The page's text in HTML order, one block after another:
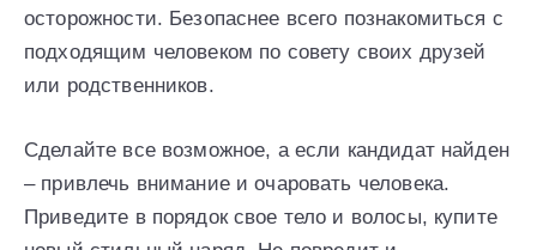
осторожности. Безопаснее всего познакомиться с
подходящим человеком по совету своих друзей
или родственников.
Сделайте все возможное, а если кандидат найден
– привлечь внимание и очаровать человека.
Приведите в порядок свое тело и волосы, купите